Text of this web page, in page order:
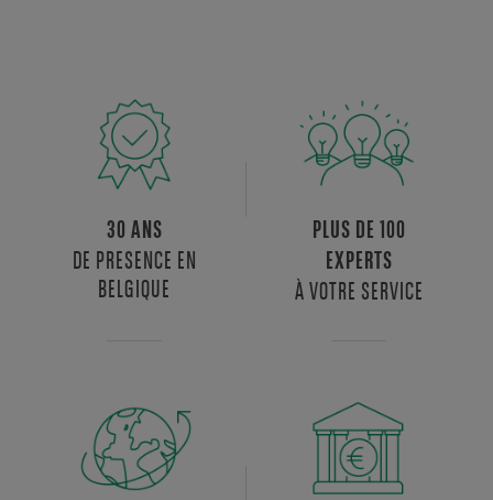
30 ANS
DE PRESENCE EN
BELGIQUE
PLUS DE 100
EXPERTS
À VOTRE SERVICE